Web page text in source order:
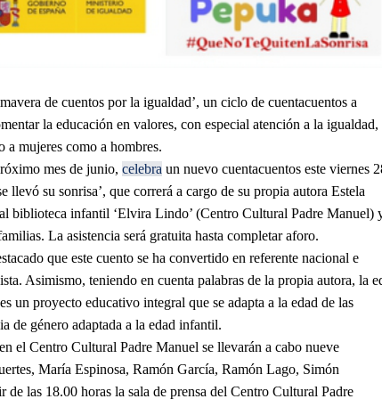
de cuentos por la igualdad’, un ciclo de cuentacuentos a
la educación en valores, con especial atención a la igualdad,
a mujeres como a hombres.
mes de junio, celebra un nuevo cuentacuentos este viernes
su sonrisa’, que correrá a cargo de su propia autora Estela
biblioteca infantil ‘Elvira Lindo’ (Centro Cultural Padre Manuel)
La asistencia será gratuita hasta completar aforo.
que este cuento se ha convertido en referente nacional e
Asimismo, teniendo en cuenta palabras de la propia autora, la
un proyecto educativo integral que se adapta a la edad de las
de género adaptada a la edad infantil.
el Centro Cultural Padre Manuel se llevarán a cabo nueve
María Espinosa, Ramón García, Ramón Lago, Simón
las 18.00 horas la sala de prensa del Centro Cultural Padre